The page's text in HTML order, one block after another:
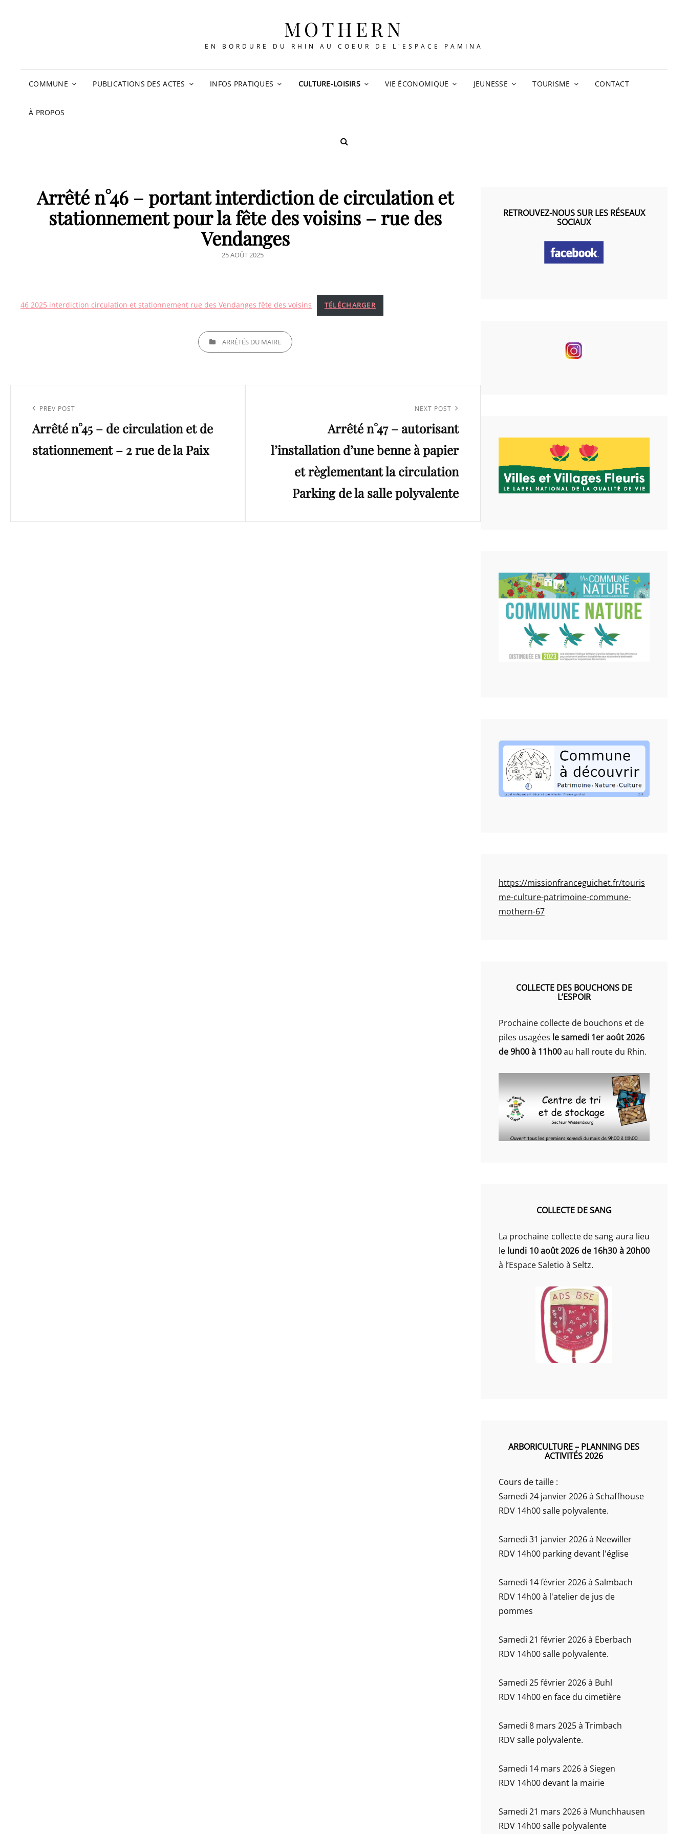
MOTHERN
EN BORDURE DU RHIN AU COEUR DE L'ESPACE PAMINA
COMMUNE PUBLICATIONS DES ACTES INFOS PRATIQUES CULTURE-LOISIRS VIE ÉCONOMIQUE JEUNESSE TOURISME CONTACT
À PROPOS
SEARCH
Arrêté n°46 – portant interdiction de circulation et
stationnement pour la fête des voisins – rue des
Vendanges
POSTED
25 AOÛT 2025
46 2025 interdiction circulation et stationnement rue des Vendanges fête des voisins TÉLÉCHARGER
CATEGORIESARRÊTÉS DU MAIRE
l’article
Previous
Post
PREV POST
Arrêté n°45 – de circulation et de
stationnement – 2 rue de la Paix
NEXT POST
Arrêté n°47 – autorisant
l’installation d’une benne à papier
et règlementant la circulation
Parking de la salle polyvalente
RETROUVEZ-NOUS SUR LES RÉSEAUX
SOCIAUX
https://missionfranceguichet.fr/touris
me-culture-patrimoine-commune-
mothern-67
COLLECTE DES BOUCHONS DE
L’ESPOIR
Prochaine collecte de bouchons et de
piles usagées le samedi 1er août 2026
de 9h00 à 11h00au hall route du Rhin.
COLLECTE DE SANG
La prochaine collecte de sang aura lieu
le lundi 10 août 2026 de 16h30 à 20h00
à l’Espace Saletio à Seltz.
ARBORICULTURE – PLANNING DES
ACTIVITÉS 2026
Cours de taille :
Samedi 24 janvier 2026 à Schaffhouse
RDV 14h00 salle polyvalente.
Samedi 31 janvier 2026 à Neewiller
RDV 14h00 parking devant l'église
Samedi 14 février 2026 à Salmbach
RDV 14h00 à l'atelier de jus de
pommes
Samedi 21 février 2026 à Eberbach
RDV 14h00 salle polyvalente.
Samedi 25 février 2026 à Buhl
RDV 14h00 en face du cimetière
Samedi 8 mars 2025 à Trimbach
RDV salle polyvalente.
Samedi 14 mars 2026 à Siegen
RDV 14h00 devant la mairie
Samedi 21 mars 2026 à Munchhausen
RDV 14h00 salle polyvalente